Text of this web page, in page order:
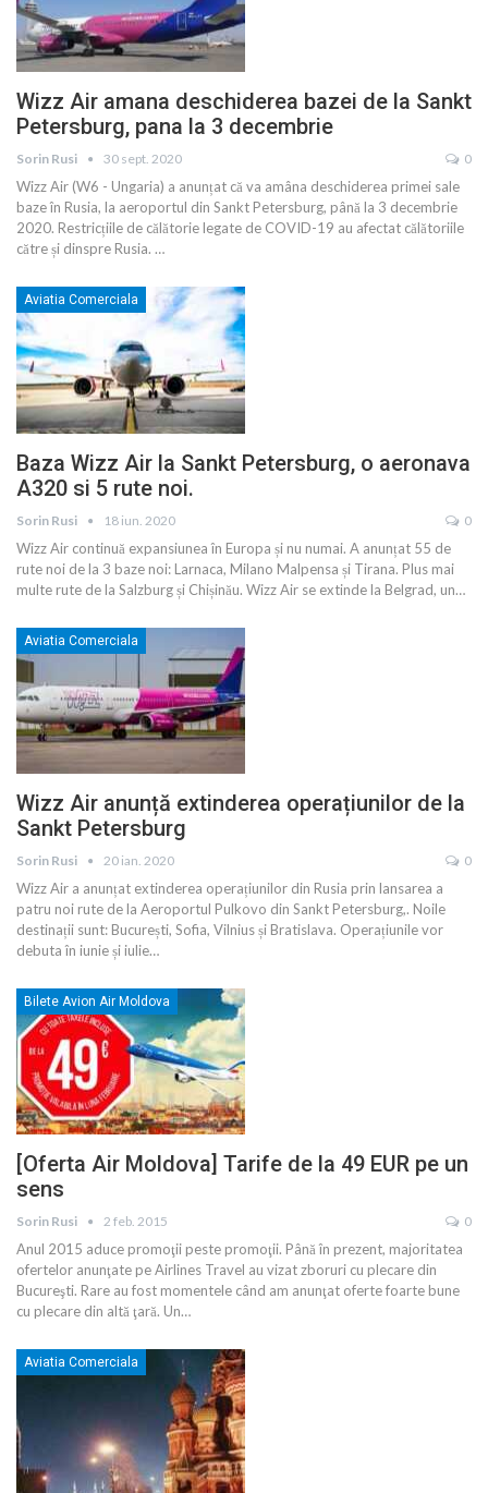
Wizz Air amana deschiderea bazei de la Sankt
Petersburg, pana la 3 decembrie
Sorin Rusi 30 sept. 2020 0
Wizz Air (W6 - Ungaria) a anunțat că va amâna deschiderea primei sale
baze în Rusia, la aeroportul din Sankt Petersburg, până la 3 decembrie
2020. Restricțiile de călătorie legate de COVID-19 au afectat călătoriile
către și dinspre Rusia. …
Aviatia Comerciala
Baza Wizz Air la Sankt Petersburg, o aeronava
A320 si 5 rute noi.
Sorin Rusi 18 iun. 2020 0
Wizz Air continuă expansiunea în Europa și nu numai. A anunțat 55 de
rute noi de la 3 baze noi: Larnaca, Milano Malpensa și Tirana. Plus mai
multe rute de la Salzburg și Chișinău. Wizz Air se extinde la Belgrad, un…
Aviatia Comerciala
Wizz Air anunță extinderea operațiunilor de la
Sankt Petersburg
Sorin Rusi 20 ian. 2020 0
Wizz Air a anunțat extinderea operațiunilor din Rusia prin lansarea a
patru noi rute de la Aeroportul Pulkovo din Sankt Petersburg,. Noile
destinații sunt: București, Sofia, Vilnius și Bratislava. Operațiunile vor
debuta în iunie și iulie…
Bilete Avion Air Moldova
[Oferta Air Moldova] Tarife de la 49 EUR pe un
sens
Sorin Rusi 2 feb. 2015 0
Anul 2015 aduce promoţii peste promoţii. Până în prezent, majoritatea
ofertelor anunţate pe Airlines Travel au vizat zboruri cu plecare din
Bucureşti. Rare au fost momentele când am anunţat oferte foarte bune
cu plecare din altă ţară. Un…
Aviatia Comerciala